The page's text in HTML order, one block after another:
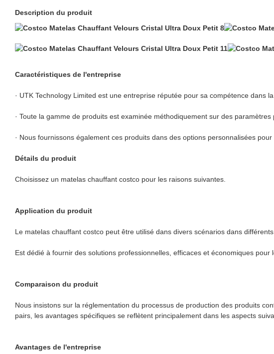
Description du produit
Caractéristiques de l'entreprise
· UTK Technology Limited est une entreprise réputée pour sa compétence
· Toute la gamme de produits est examinée méthodiquement sur des
· Nous fournissons également ces produits dans des options personnalisées
Détails du produit
Choisissez un matelas chauffant costco pour les raisons suivantes.
Application du produit
Le matelas chauffant costco peut être utilisé dans divers scénarios dans différents
Est dédié à fournir des solutions professionnelles, efficaces et économiques
Comparaison du produit
Nous insistons sur la réglementation du processus de production des produits
pairs, les avantages spécifiques se reflètent principalement dans les aspects
Avantages de l'entreprise